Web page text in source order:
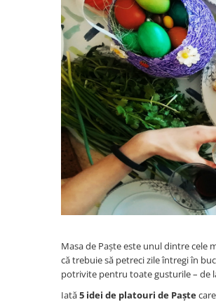
Masa de Paște este unul dintre cele
că trebuie să petreci zile întregi în
potrivite pentru toate gusturile – de
Iată5 idei de platouri de Paște